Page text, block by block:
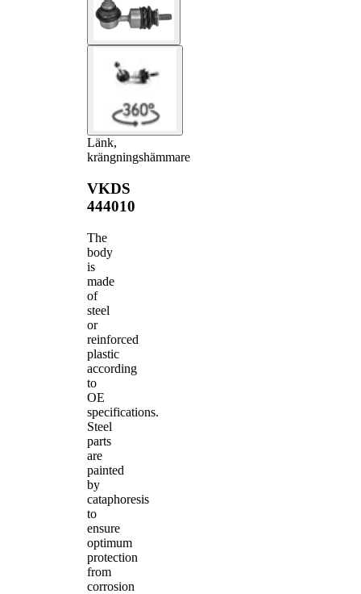
Länk,
krängningshämmare
VKDS
444010
The
body
is
made
of
steel
or
reinforced
plastic
according
to
OE
specifications.
Steel
parts
are
painted
by
cataphoresis
to
ensure
optimum
protection
from
corrosion